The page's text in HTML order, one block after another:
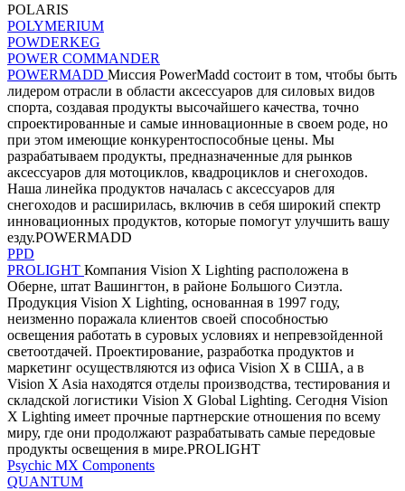
POLARIS
POLYMERIUM
POWDERKEG
POWER COMMANDER
POWERMADD Миссия PowerMadd состоит в том, чтобы быть
лидером отрасли в области аксессуаров для силовых видов
спорта, создавая продукты высочайшего качества, точно
спроектированные и самые инновационные в своем роде, но
при этом имеющие конкурентоспособные цены. Мы
разрабатываем продукты, предназначенные для рынков
аксессуаров для мотоциклов, квадроциклов и снегоходов.
Наша линейка продуктов началась с аксессуаров для
снегоходов и расширилась, включив в себя широкий спектр
инновационных продуктов, которые помогут улучшить вашу
езду.POWERMADD
PPD
PROLIGHT Компания Vision X Lighting расположена в
Оберне, штат Вашингтон, в районе Большого Сиэтла.
Продукция Vision X Lighting, основанная в 1997 году,
неизменно поражала клиентов своей способностью
освещения работать в суровых условиях и непревзойденной
светоотдачей. Проектирование, разработка продуктов и
маркетинг осуществляются из офиса Vision X в США, а в
Vision X Asia находятся отделы производства, тестирования и
складской логистики Vision X Global Lighting. Сегодня Vision
X Lighting имеет прочные партнерские отношения по всему
миру, где они продолжают разрабатывать самые передовые
продукты освещения в мире.PROLIGHT
Psychic MX Components
QUANTUM